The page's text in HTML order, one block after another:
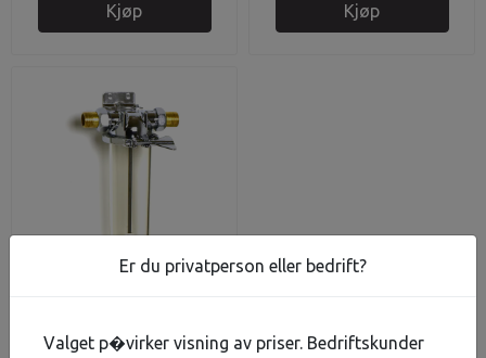
Kjøp Kjøp
Er du privatperson eller bedrift?
Valget p�virker visning av priser. Bedriftskunder